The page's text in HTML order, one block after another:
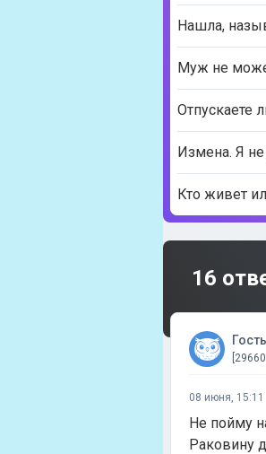
Нашла,
Муж не
Отпускаете
Измена. Я не
Кто живет
16
Гость
08 июня, 15:11
Не пойму
Раковину